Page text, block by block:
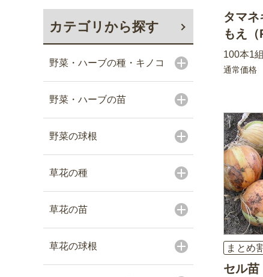
カテゴリから探す
野菜・ハーブの種・キノコ
野菜・ハーブの苗
野菜の球根
草花の種
草花の苗
草花の球根
タマネ
もえ（
100本1組
通常価格
まとめ
セル苗